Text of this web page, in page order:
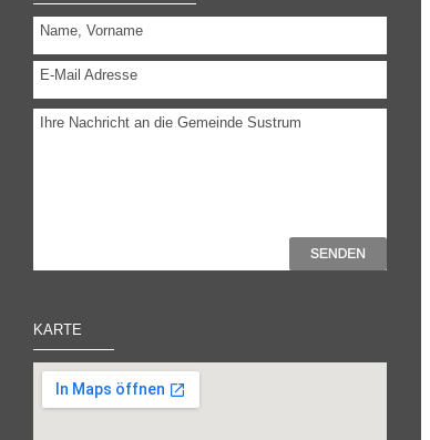
KARTE
E-Mail Adresse
Ihre Nachricht an die Gemeinde Sustrum
Name, Vorname